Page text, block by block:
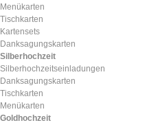
Menükarten
Tischkarten
Kartensets
Danksagungskarten
Silberhochzeit
Silberhochzeitseinladungen
Danksagungskarten
Tischkarten
Menükarten
Goldhochzeit